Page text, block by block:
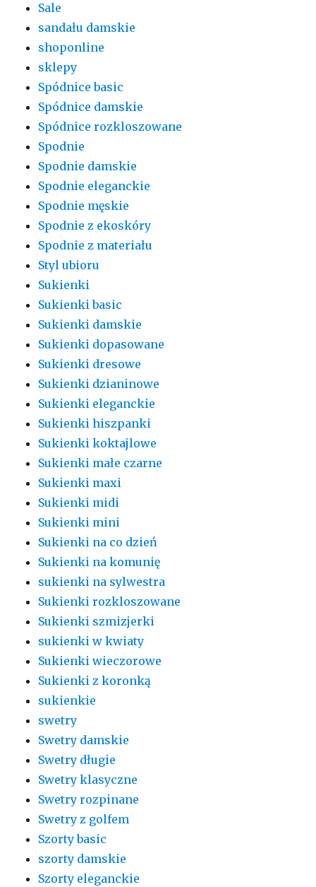
Sale
sandału damskie
shoponline
sklepy
Spódnice basic
Spódnice damskie
Spódnice rozkloszowane
Spodnie
Spodnie damskie
Spodnie eleganckie
Spodnie męskie
Spodnie z ekoskóry
Spodnie z materiału
Styl ubioru
Sukienki
Sukienki basic
Sukienki damskie
Sukienki dopasowane
Sukienki dresowe
Sukienki dzianinowe
Sukienki eleganckie
Sukienki hiszpanki
Sukienki koktajlowe
Sukienki małe czarne
Sukienki maxi
Sukienki midi
Sukienki mini
Sukienki na co dzień
Sukienki na komunię
sukienki na sylwestra
Sukienki rozkloszowane
Sukienki szmizjerki
sukienki w kwiaty
Sukienki wieczorowe
Sukienki z koronką
sukienkie
swetry
Swetry damskie
Swetry długie
Swetry klasyczne
Swetry rozpinane
Swetry z golfem
Szorty basic
szorty damskie
Szorty eleganckie